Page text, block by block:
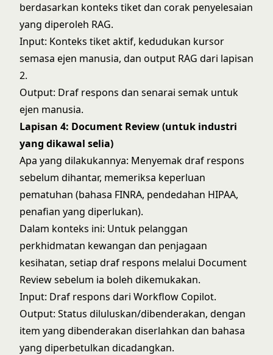
berdasarkan konteks tiket dan corak penyelesaian
yang diperoleh RAG.
Input: Konteks tiket aktif, kedudukan kursor
semasa ejen manusia, dan output RAG dari lapisan
2.
Output: Draf respons dan senarai semak untuk
ejen manusia.
Lapisan 4: Document Review (untuk industri
yang dikawal selia)
Apa yang dilakukannya: Menyemak draf respons
sebelum dihantar, memeriksa keperluan
pematuhan (bahasa FINRA, pendedahan HIPAA,
penafian yang diperlukan).
Dalam konteks ini: Untuk pelanggan
perkhidmatan kewangan dan penjagaan
kesihatan, setiap draf respons melalui Document
Review sebelum ia boleh dikemukakan.
Input: Draf respons dari Workflow Copilot.
Output: Status diluluskan/dibenderakan, dengan
item yang dibenderakan diserlahkan dan bahasa
yang diperbetulkan dicadangkan.